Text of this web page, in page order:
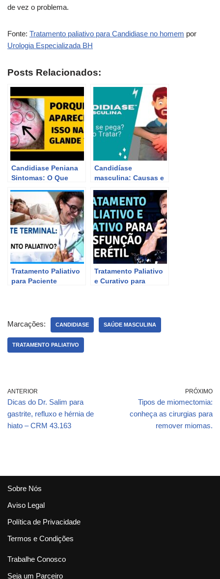
de vez o problema.
Fonte: Tratamento paliativo para Candidiase no homem por
Urologia Especializada BH
Posts Relacionados:
Candidiase Peniana
Sintomas: O Que
Masculina Faz na
Glande e Como Tratar
Candidíase
masculina: Causas e
Tratamento Paliativo
para Paciente
Tratamento Paliativo
e Curativo para
Marcações: CANDIDIASE SAÚDE MASCULINA
TRATAMENTO PALIATIVO
ANTERIOR
Dicas do Dr. Salim para
gastrite, refluxo e hérnia de
hiato – CRM 43.163
PRÓXIMO
Tipos de miomectomia:
conheça as cirurgias para
remover miomas.
Sobre Nós
Aviso Legal
Política de Privacidade
Termos e Condições
Trabalhe Conosco
Seja um Parceiro